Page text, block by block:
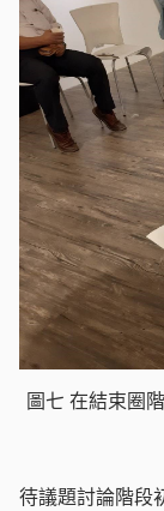
圖七 在結束圈
待議題討論階段